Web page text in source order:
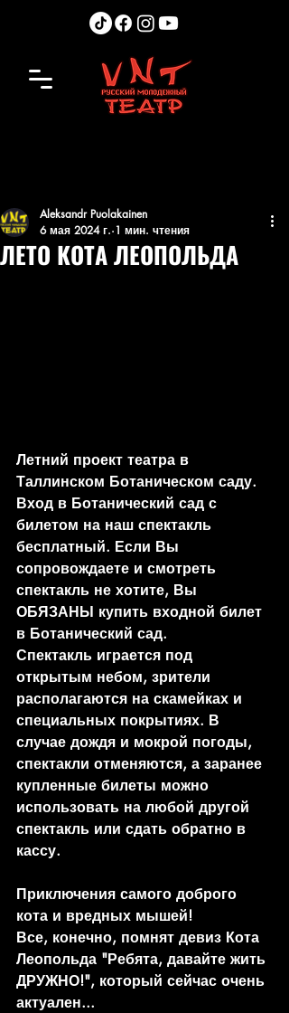
ЛЕТО КОТА ЛЕОПОЛЬДА
Aleksandr Puolakainen
6 мая 2024 г. 1 мин. чтения
Летний проект театра в
Таллинском Ботаническом саду.
Вход в Ботанический сад с
билетом на наш спектакль
бесплатный. Если Вы
сопровождаете и смотреть
спектакль не хотите, Вы
ОБЯЗАНЫ купить входной билет
в Ботанический сад.
Спектакль играется под
открытым небом, зрители
располагаются на скамейках и
специальных покрытиях. В
случае дождя и мокрой погоды,
спектакли отменяются, а заранее
купленные билеты можно
использовать на любой другой
спектакль или сдать обратно в
кассу.
Приключения самого доброго
кота и вредных мышей!
Все, конечно, помнят девиз Кота
Леопольда "Ребята, давайте жить
ДРУЖНО!", который сейчас очень
актуален...